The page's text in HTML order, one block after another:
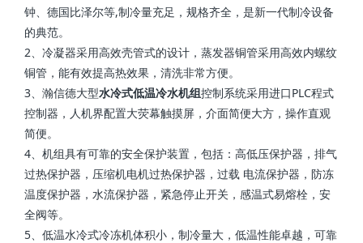
钟、德国比泽尔等,制冷量充足，规格齐全，是新一代制冷设备
的典范。
2、冷凝器采用高效壳管式的设计，蒸发器铜管采用高效内螺纹
铜管，能有效提高热效果，清洗非常方便。
3、瀚信德大型水冷式低温冷水机组控制系统采用进口PLC程式
控制器，人机界配置大荧幕触摸屏，介面简便大方，操作直观
简便。
4、机组具有可靠的安全保护装置，包括：高低压保护器，排气
过热保护器，压缩机电机过热保护器，过载 电流保护器，防冻
温度保护器，水流保护器，紧急停止开关，感温式易熔栓，安
全阀等。
5、低温水冷式冷冻机体积小，制冷量大，低温性能卓越，可靠